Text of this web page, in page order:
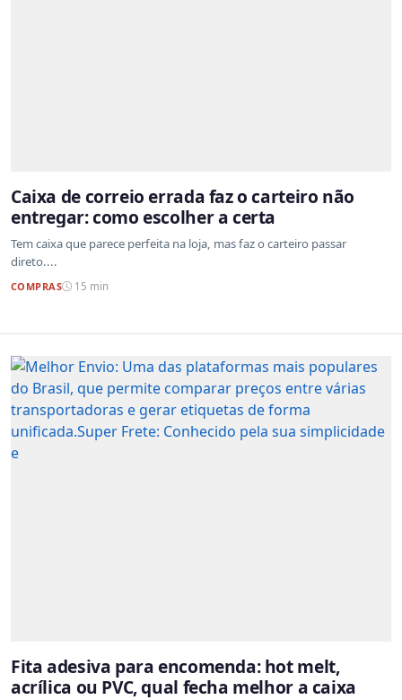
Caixa de correio errada faz o carteiro não
entregar: como escolher a certa
Tem caixa que parece perfeita na loja, mas faz o carteiro passar
direto....
COMPRAS 15 min
Fita adesiva para encomenda: hot melt,
acrílica ou PVC, qual fecha melhor a caixa